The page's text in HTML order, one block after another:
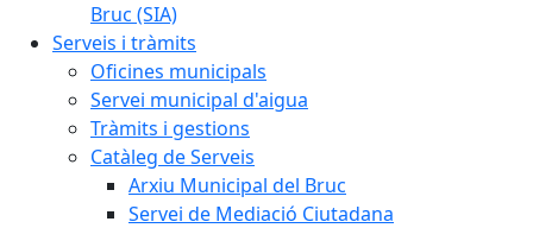
Bruc (SIA)
Serveis i tràmits
Oficines municipals
Servei municipal d'aigua
Tràmits i gestions
Catàleg de Serveis
Arxiu Municipal del Bruc
Servei de Mediació Ciutadana